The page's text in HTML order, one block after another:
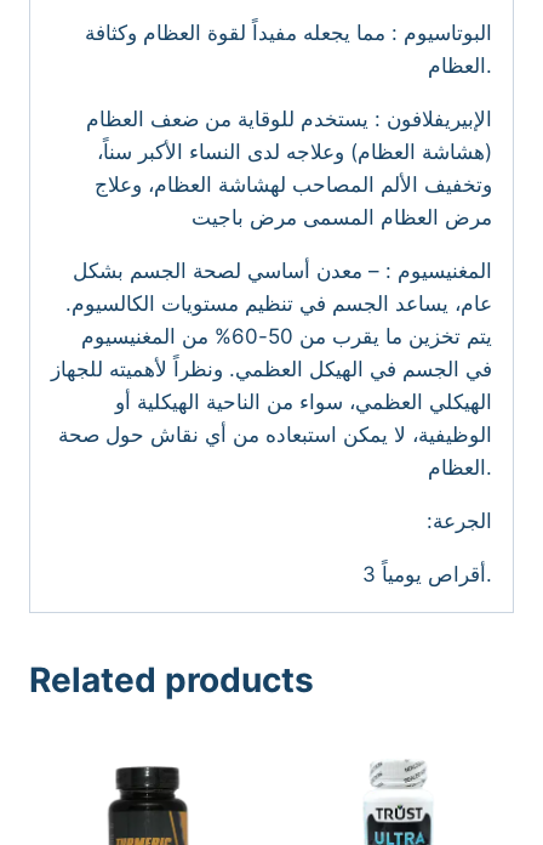
البوتاسيوم : مما يجعله مفيداً لقوة العظام وكثافة
العظام.
الإبيريفلافون : يستخدم للوقاية من ضعف العظام
(هشاشة العظام) وعلاجه لدى النساء الأكبر سناً،
وتخفيف الألم المصاحب لهشاشة العظام، وعلاج
مرض العظام المسمى مرض باجيت
المغنيسيوم : – معدن أساسي لصحة الجسم بشكل
عام، يساعد الجسم في تنظيم مستويات الكالسيوم.
يتم تخزين ما يقرب من 50-60% من المغنيسيوم
في الجسم في الهيكل العظمي. ونظراً لأهميته للجهاز
الهيكلي العظمي، سواء من الناحية الهيكلية أو
الوظيفية، لا يمكن استبعاده من أي نقاش حول صحة
العظام.
:الجرعة
3 أقراص يومياً.
Related products